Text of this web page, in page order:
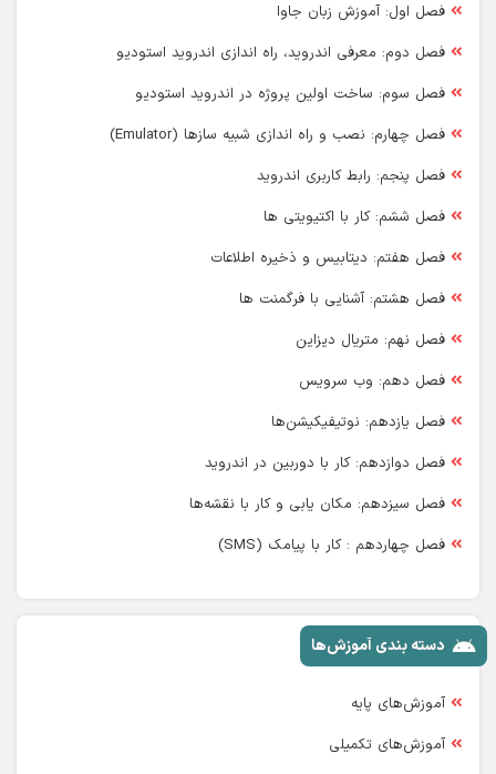
فصل اول: آموزش زبان جاوا
فصل دوم: معرفی اندروید، راه اندازی اندروید استودیو
فصل سوم: ساخت اولین پروژه در اندروید استودیو
فصل چهارم: نصب و راه اندازی شبیه سازها (Emulator)
فصل پنجم: رابط کاربری اندروید
فصل ششم: کار با اکتیویتی ها
فصل هفتم: دیتابیس و ذخیره اطلاعات
فصل هشتم: آشنایی با فرگمنت ها
فصل نهم: متریال دیزاین
فصل دهم: وب سرویس
فصل یازدهم: نوتیفیکیشن‌ها
فصل دوازدهم: کار با دوربین در اندروید
فصل سیزدهم: مکان یابی و کار با نقشه‌ها
فصل چهاردهم : کار با پیامک (SMS)
دسته بندی آموزش‌ها
آموزش‌های پایه
آموزش‌های تکمیلی